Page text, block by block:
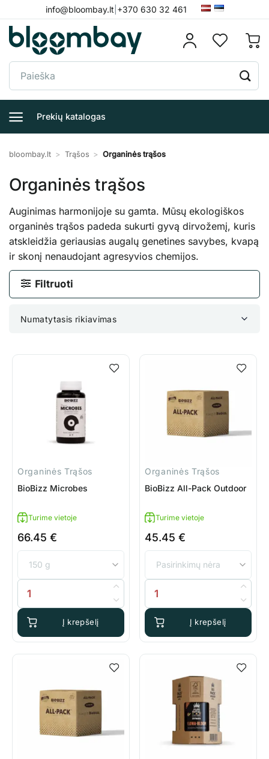
to
content
info@bloombay.lt +370 630 32 461
Ieškoti:
Prekių katalogas
bloombay.lt > Trąšos > Organinės trąšos
Organinės trąšos
Auginimas harmonijoje su gamta. Mūsų ekologiškos
organinės trąšos padeda sukurti gyvą dirvožemį, kuris
atskleidžia geriausias augalų genetines savybes, kvapą
ir skonį nenaudojant agresyvios chemijos.
Filtruoti
Numatytasis rikiavimas
Organinės Trąšos
BioBizz Microbes
Turime vietoje
66.45 €
produkto kiekis: BioBizz Microbes
Į krepšelį
Organinės Trąšos
BioBizz All-Pack Outdoor
Turime vietoje
45.45 €
produkto kiekis: BioBizz All-
Į krepšelį